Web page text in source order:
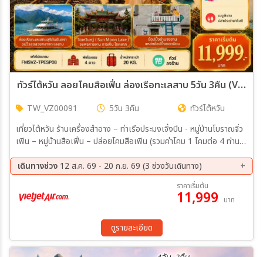
ทัวร์ไต้หวัน ลอยโคมสือเฟิ่น ล่องเรือทะเลสาบ 5วัน 3คืน (VZ)
TW_VZ00091 5วัน 3คืน
ทัวร์ไต้หวัน
เที่ยวไต้หวัน ร้านเครื่องสำอาง – ท่าเรือประมงเจิ้งปิน - หมู่บ้านโบราณจิ่ว
เฟิน – หมู่บ้านสือเฟิ่น – ปล่อยโคมสือเฟิน (รวมค่าโคม 1 โคมต่อ 4 ท่าน)
พายสับปะรด – ตึกไทเป101 (ไม่รวมบัตรขึ้นตึกชั้น 89) – อนุสรณ์สถาน
เจียงไคเชค – ช้อปปิ้งย่านจงซาน - ซีเหมินติง
เดินทางช่วง 12 ส.ค. 69 - 20 ก.ย. 69 (3 ช่วงวันเดินทาง)
26 ส.ค. 69 - 30 ส.ค. 69
16 ก.ย. 69 - 20 ก.ย. 69
ราคาเริ่มต้น
11,999 บาท
ดูรายละเอียด